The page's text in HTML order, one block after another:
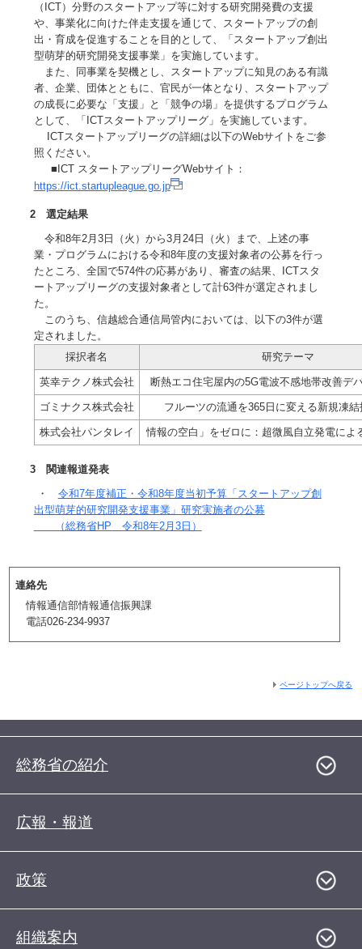
（ICT）分野のスタートアップ等に対する研究開発費の支援
や、事業化に向けた伴走支援を通じて、スタートアップの創
出・育成を促進することを目的として、「スタートアップ創出
型萌芽的研究開発支援事業」を実施しています。
また、同事業を契機とし、スタートアップに知見のある有識
者、企業、団体とともに、官民が一体となり、スタートアップ
の成長に必要な「支援」と「競争の場」を提供するプログラム
として、「ICTスタートアップリーグ」を実施しています。
ICTスタートアップリーグの詳細は以下のWebサイトをご参
照ください。
■ICT スタートアップリーグWebサイト：
https://ict.startupleague.go.jp
2 選定結果
令和8年2月3日（火）から3月24日（火）まで、上述の事
業・プログラムにおける令和8年度の支援対象者の公募を行っ
たところ、全国で574件の応募があり、審査の結果、ICTスタ
ートアップリーグの支援対象者として計63件が選定されまし
た。
このうち、信越総合通信局管内においては、以下の3件が選
定されました。
採択者名
研究テーマ
英幸テクノ株式会社 断熱エコ住宅屋内の5G電波不感地帯改善デ
ゴミナクス株式会社 フルーツの流通を365日に変える新規凍
株式会社パンタレイ 情報の空白」をゼロに：超微風自立発電によ
3 関連報道発表
・ 令和7年度補正・令和8年度当初予算「スタートアップ創
出型萌芽的研究開発支援事業」研究実施者の公募
（総務省HP 令和8年2月3日）
連絡先
情報通信部情報通信振興課
電話026-234-9937
ページトップへ戻る
総務省の紹介
広報・報道
政策
組織案内